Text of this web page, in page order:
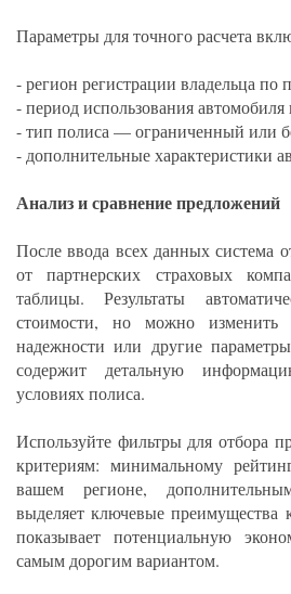
Параметры для точного расчета
- регион регистрации владельца по
- период использования автомобиля
- тип полиса — ограниченный или
- дополнительные характеристики
Анализ и сравнение предложений
После ввода всех данных система
от партнерских страховых
таблицы. Результаты
стоимости, но можно изменить
надежности или другие
содержит детальную
условиях полиса.
Используйте фильтры для отбора
критериям: минимальному
вашем регионе,
выделяет ключевые преимущества
показывает потенциальную
самым дорогим вариантом.